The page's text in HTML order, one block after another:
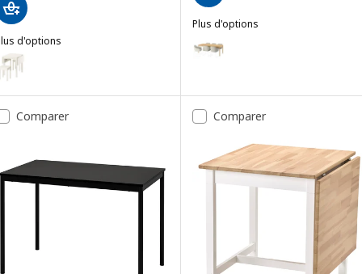
d'options
/ FRÖSVI
: HAUGA / HAUGA, Table et 2 tabourets, blanc/blanc, 55/82/
: HAUGA / FRÖSVI, Table+ 2 chaises pliantes, gris/noir,
Plus d'options
Option : TONSTAD /
Option : TONSTAD /
Option : TONSTAD /
Option : TONSTAD /
Comparer Comparer